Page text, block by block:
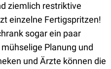
ziemlich restriktive
einzelne Fertigspritzen!
sogar ein paar
Planung und
und Ärzte können die